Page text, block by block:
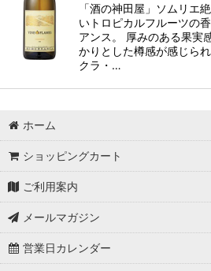
「酒の神田屋」ソムリエ
いトロピカルフルーツの
アンス。 厚みのある果実
かりとした樽感が感じら
クラ・…
ホーム
ショッピングカート
ご利用案内
メールマガジン
営業日カレンダー